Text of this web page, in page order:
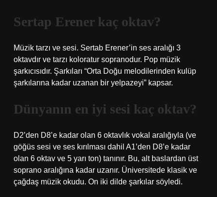
Sertap Erener kaç oktav?
Müzik tarzı ve sesi. Sertab Erener’in ses aralığı 3
oktavdır ve tarzı koloratur sopranodur. Pop müzik
şarkıcısıdır. Şarkıları “Orta Doğu melodilerinden kulüp
şarkılarına kadar uzanan bir yelpazeyi” kapsar.
Dünyanın en iyi sesi kaç oktav?
D2’den D8’e kadar olan 6 oktavlık vokal aralığıyla (ve
göğüs sesi ve ses kırılması dahil A1’den D8’e kadar
olan 6 oktav ve 5 yarı ton) tanınır. Bu, alt baslardan üst
soprano aralığına kadar uzanır. Üniversitede klasik ve
çağdaş müzik okudu. On iki dilde şarkılar söyledi.